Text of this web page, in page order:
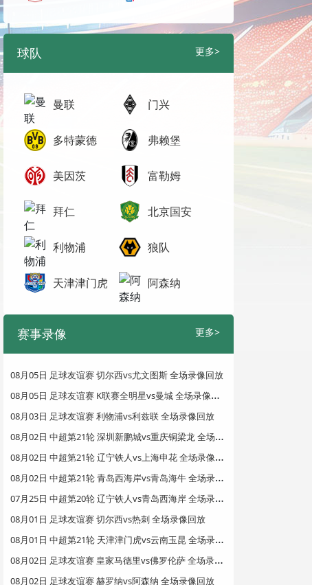
球队 更多>
曼联 门兴
多特蒙德 弗赖堡
美因茨 富勒姆
拜仁 北京国安
利物浦 狼队
天津津门虎 阿森纳
赛事录像 更多>
08月05日 足球友谊赛 切尔西vs尤文图斯 全场录像回放
0
8月05日 足球友谊赛 K联赛全明星vs曼城 全场录像回放
08月03日 足球友谊赛 利物浦vs利兹联 全场录像回放
0
8月02日 中超第21轮 深圳新鹏城vs重庆铜梁龙 全场录像回放
0
8月02日 中超第21轮 辽宁铁人vs上海申花 全场录像回放
0
8月02日 中超第21轮 青岛西海岸vs青岛海牛 全场录像回放
0
7月25日 中超第20轮 辽宁铁人vs青岛西海岸 全场录像回放
08月01日 足球友谊赛 切尔西vs热刺 全场录像回放
0
8月01日 中超第21轮 天津津门虎vs云南玉昆 全场录像回放
0
8月02日 足球友谊赛 皇家马德里vs佛罗伦萨 全场录像回放
08月02日 足球友谊赛 赫罗纳vs阿森纳 全场录像回放